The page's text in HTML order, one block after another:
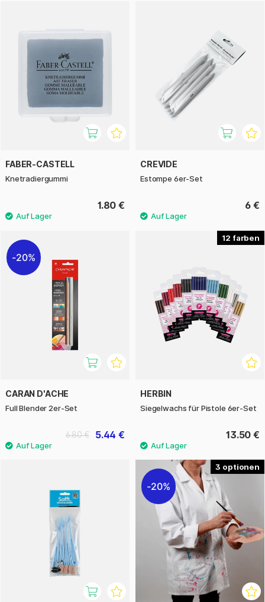
Bei uns findest du auch Knetradiergummis. Mit diesen
cleveren Radierern brauchst du nicht zu rubbeln und hast
keinen Radierabfall, sondern kannst Bleistift oder Kohle
leicht vom Papier aufnehmen. Hast du keine Lust mehr, den
Bleistift mit den Fingern zu verwischen, sondern möchtest
etwas mehr Präzision? Dann passt ein Papierwischer (auch
Estompe) perfekt für dich.
Malmesser mit extra Klinge in der gleichen Kategorie,
Herausforderung anzunehmen. Hier haben wir etwas für
jeden, ganz unabhängig davon, was dich interessiert oder
FABER-CASTELL
Knetradiergummi
1.80 €
CREVIDE
Estompe 6er-Set
6 €
20%
CARAN D'ACHE
Full Blender 2er-Set
5.44 €
6.80 €
12
HERBIN
Siegelwachs für Pistole 6er-Set
13.50 €
3
20%